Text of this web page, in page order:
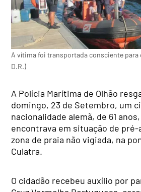
A vítima foi transportada consciente para
D.R.)
A Polícia Marítima de Olhão
domingo, 23 de Setembro, um
nacionalidade alemã, de 61
encontrava em situação de
zona de praia não vigiada, na
Culatra.
O cidadão recebeu auxílio por